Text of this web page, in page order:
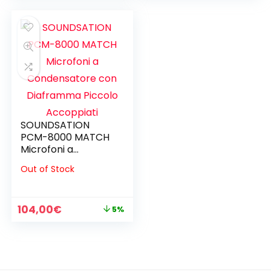
era:
140,00€.139,00€.
SOUNDSATION
PCM-8000 MATCH
Microfoni a
Diaframma Piccolo
Out of Stock
Il
104,00€ 5%